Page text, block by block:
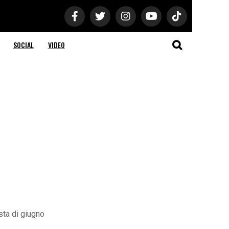
SOCIAL VIDEO
di giugno